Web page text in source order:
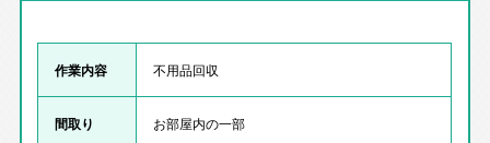
作業内容 不用品回収
間取り お部屋内の一部